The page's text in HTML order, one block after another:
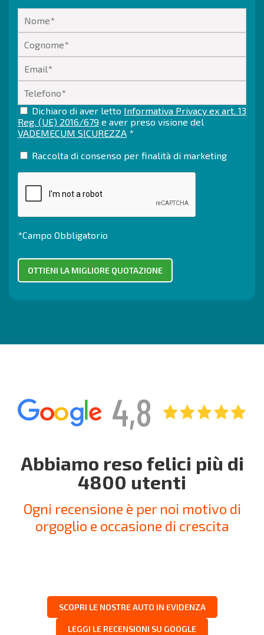
Dichiaro di aver letto Informativa Privacy ex art. 13
Reg. (UE) 2016/679 e aver preso visione del
VADEMECUM SICUREZZA *
Raccolta di consenso per finalità di marketing
*Campo Obbligatorio
Abbiamo reso felici più di
4800 utenti
Ogni recensione è per noi motivo di
orgoglio e occasione di crescita
SCOPRI LE NOSTRE AUTO IN EVIDENZA
LEGGI LE RECENSIONI SU GOOGLE